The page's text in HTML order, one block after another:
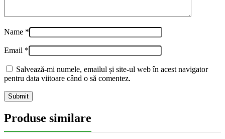
Name *
Email *
Salvează-mi numele, emailul și site-ul web în acest navigator
pentru data viitoare când o să comentez.
Produse similare